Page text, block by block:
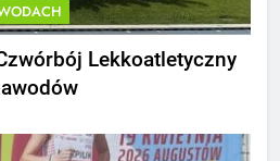
Lekkoatletyczny